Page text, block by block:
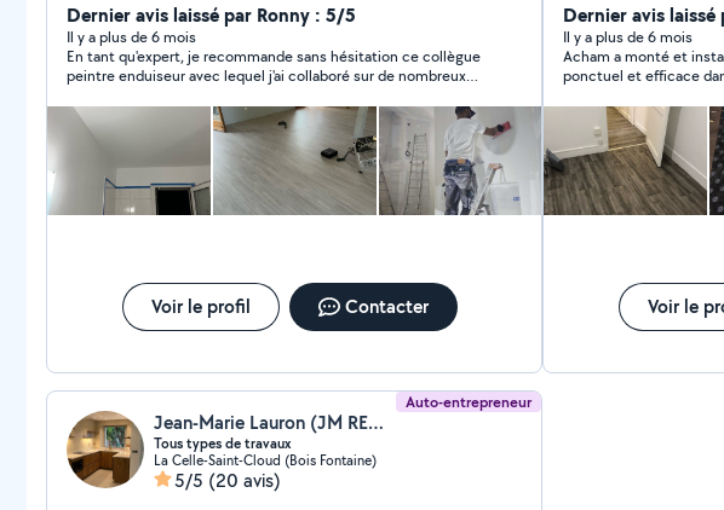
ce soit pour de petits travaux, de la manutention ou
des réparations, je m'assure toujours que le résultat
soit propre et soigné. Ce que je propose Petits travaux
et bricolage Aide au montage/démontage Entretien et
réparations diverses Travaux manuels nécessitant
précision et rigueur Mes points forts Fiable et
efficace Je serais ravi de vous donner un coup de main
pour vos projets ou vos dépannages !
Dernier avis laissé par Ronny : 5/5
Il y a plus de 6 mois
En tant qu'expert, je recommande sans hésitation ce collègue
peintre enduiseur avec lequel j'ai collaboré sur de nombreux
mienne.
Voir le profil Contacter
Rénovation - dépannage. Peinture,
Préparation , enduit,
dépose du papier peint. Carrelage sol et
parquet
Dernier avis
Il y a plus de 6 mois
Acham a monté et
ponctuel et efficace
Voir le
Auto-entrepreneur
Jean-Marie Lauron (JM RENOV)
Tous types de travaux
La Celle-Saint-Cloud (Bois Fontaine)
5/5 (20 avis)